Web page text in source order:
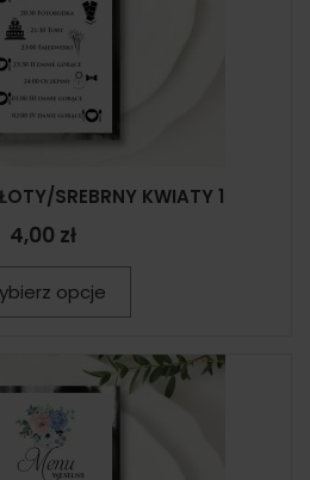
SREBRNY KWIATY 1
4,00 zł
opcje